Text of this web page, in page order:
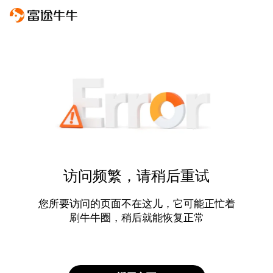
访问频繁，请稍后重试
您所要访问的页面不在这儿，它可能正忙着
刷牛牛圈，稍后就能恢复正常